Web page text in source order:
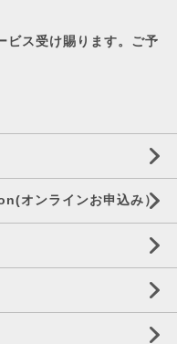
ス受け賜ります。ご予
オンラインお申込み）